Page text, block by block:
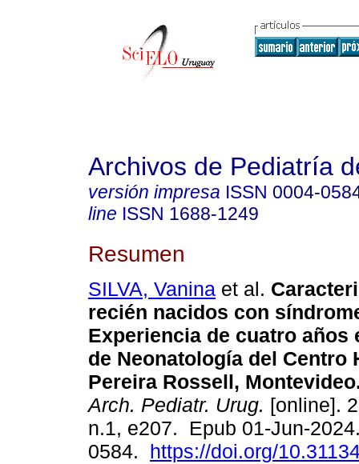
Archivos de Pediatría
versión impresa ISSN 0004-
line ISSN 1688-1249
Resumen
SILVA, Vanina et al.
recién nacidos con
Experiencia de cuatro años
de Neonatología del Centro
Pereira Rossell,
Arch. Pediatr. Urug. [online].
n.1, e207. Epub 01-Jun-
0584. https://doi.org/